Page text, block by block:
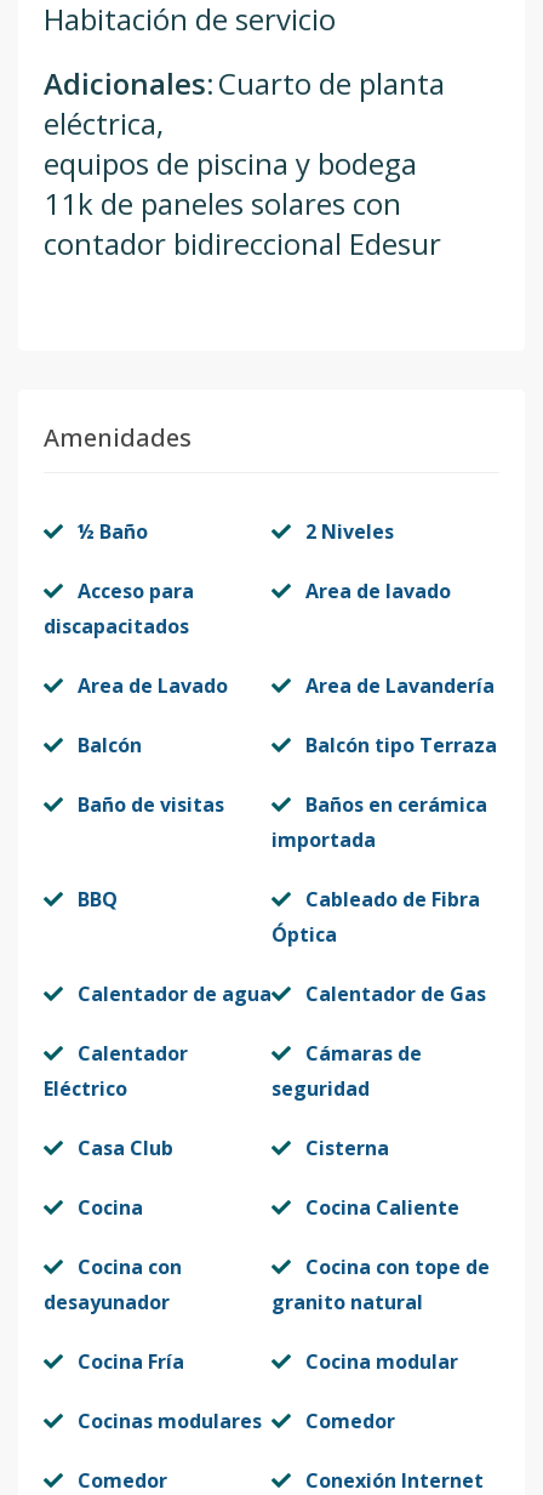
Habitación de servicio
Adicionales:Cuarto de planta
eléctrica,
equipos de piscina y bodega
11k de paneles solares con
contador bidireccional Edesur
Amenidades
½ Baño 2 Niveles
Acceso para
discapacitados
Area de lavado
Area de Lavado Area de Lavandería
Balcón Balcón tipo Terraza
Baño de visitas
Baños en cerámica
importada
BBQ
Cableado de Fibra
Óptica
Calentador de agua Calentador de Gas
Calentador
Eléctrico
Cámaras de
seguridad
Casa Club Cisterna
Cocina Cocina Caliente
Cocina con
desayunador
Cocina con tope de
granito natural
Cocina Fría Cocina modular
Cocinas modulares Comedor
Comedor Conexión Internet